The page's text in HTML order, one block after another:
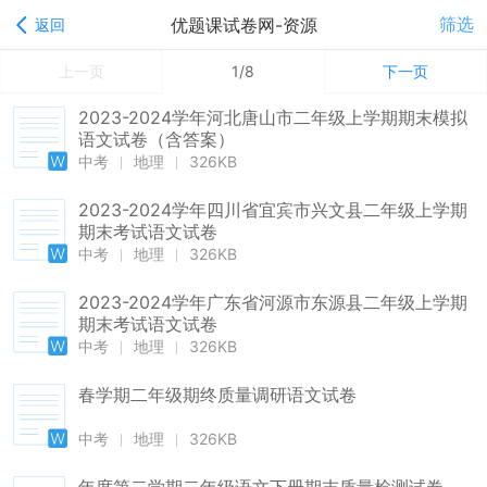
返回 优题课试卷网-资源 筛选
上一页 1/8 下一页
2023-2024学年河北唐山市二年级上学期期末模拟
语文试卷（含答案）
中考 地理 326KB
2023-2024学年四川省宜宾市兴文县二年级上学期
期末考试语文试卷
中考 地理 326KB
2023-2024学年广东省河源市东源县二年级上学期
期末考试语文试卷
中考 地理 326KB
春学期二年级期终质量调研语文试卷
中考 地理 326KB